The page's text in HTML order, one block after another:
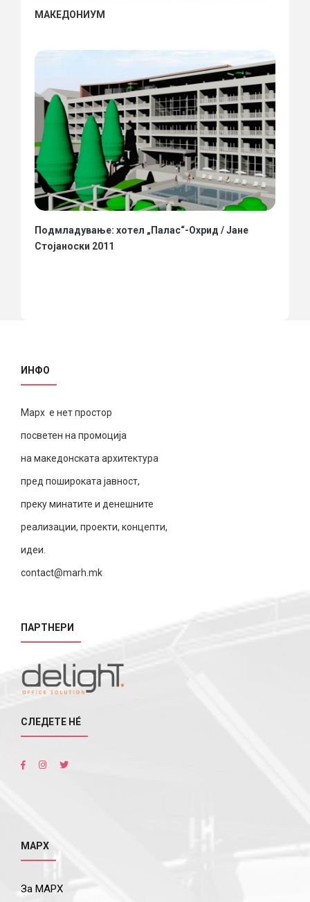
МАКЕДОНИУМ
Подмладување: хотел „Палас“-Охрид / Јане
Стојаноски 2011
ИНФО
Марх е нет простор
посветен на промоција
на македонската архитектура
пред пошироката јавност,
преку минатите и денешните
реализации, проекти, концепти,
идеи.
contact@marh.mk
ПАРТНЕРИ
СЛЕДЕТЕ НÉ
МАРХ
За МАРХ